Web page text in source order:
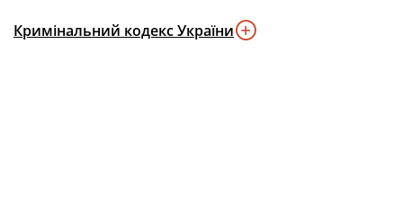
Кримінальний кодекс України